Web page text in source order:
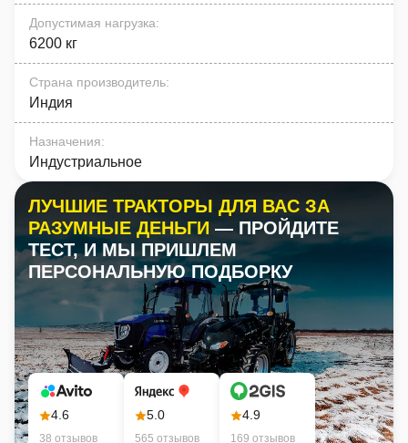
Допустимая нагрузка:
6200 кг
Страна производитель:
Индия
Назначения:
Индустриальное
ЛУЧШИЕ ТРАКТОРЫ ДЛЯ ВАС ЗА
РАЗУМНЫЕ ДЕНЬГИ — ПРОЙДИТЕ
ТЕСТ, И МЫ ПРИШЛЕМ
ПЕРСОНАЛЬНУЮ ПОДБОРКУ
4.6
38 отзывов
5.0
565 отзывов
4.9
169 отзывов